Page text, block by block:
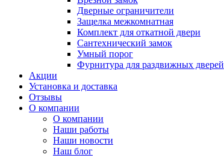
Дверные ограничители
Защелка межкомнатная
Комплект для откатной двери
Сантехнический замок
Умный порог
Фурнитура для раздвижных дверей
Акции
Установка и доставка
Отзывы
О компании
О компании
Наши работы
Наши новости
Наш блог